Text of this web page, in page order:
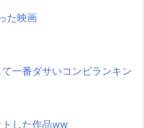
た映画
一番ダサいコンビランキン
トした作品ww